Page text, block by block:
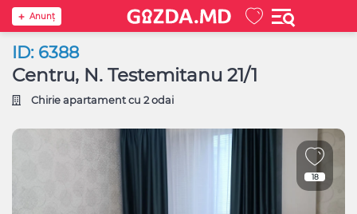
Anunţ
ID: 6388
Centru, N. Testemitanu 21/1
Chirie apartament cu 2 odai
18